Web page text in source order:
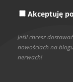
Akceptuję
Jeśli chcesz
nowościach na
nerwach!